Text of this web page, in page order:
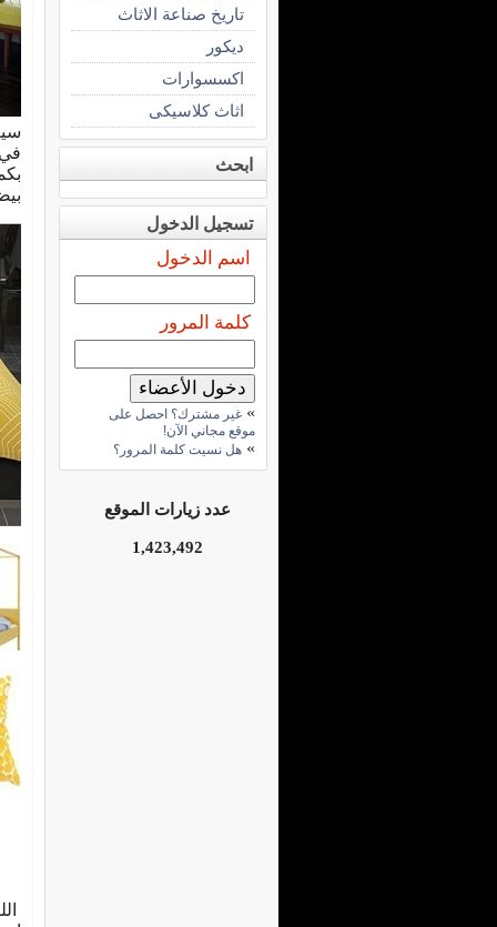
تاريخ صناعة الاثاث
ديكور
اكسسوارات
اثاث كلاسيكى
ابحث
تسجيل الدخول
اسم الدخول
كلمة المرور
» غير مشترك؟ احصل على
موقع مجاني الآن!
» هل نسيت كلمة المرور؟
عدد زيارات الموقع
1,423,492